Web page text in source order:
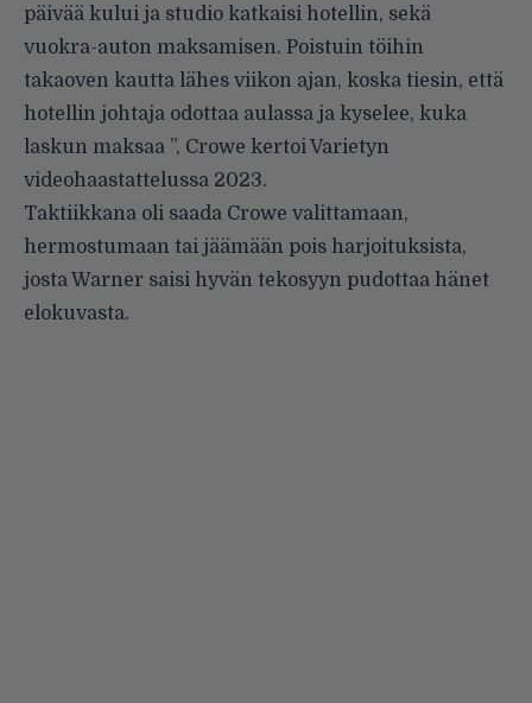
päivää kului ja studio katkaisi hotellin, sekä
vuokra-auton maksamisen. Poistuin töihin
takaoven kautta lähes viikon ajan, koska tiesin, että
hotellin johtaja odottaa aulassa ja kyselee, kuka
laskun maksaa ”, Crowe kertoi Varietyn
videohaastattelussa 2023.
Taktiikkana oli saada Crowe valittamaan,
hermostumaan tai jäämään pois harjoituksista,
josta Warner saisi hyvän tekosyyn pudottaa hänet
elokuvasta.